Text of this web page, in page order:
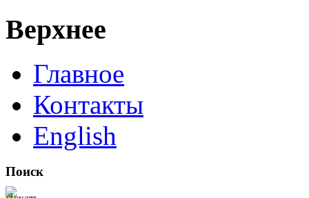
Верхнее
Главное
Контакты
English
Поиск